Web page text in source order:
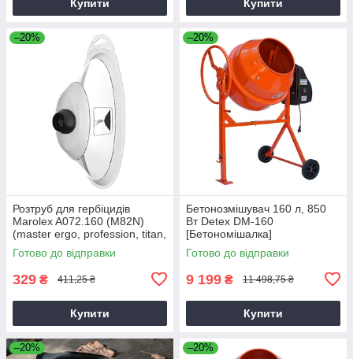
Купити Купити
–20%
Розтруб для гербіцидів
Marolex A072.160 (M82N)
(master ergo, profession, titan,
x-line)
Готово до відправки
329 ₴ 411,25 ₴
Купити
–20%
Бетонозмішувач 160 л, 850
Вт Detex DM-160
[Бетономішалка]
Готово до відправки
9 199 ₴ 11 498,75 ₴
Купити
–20% –20%